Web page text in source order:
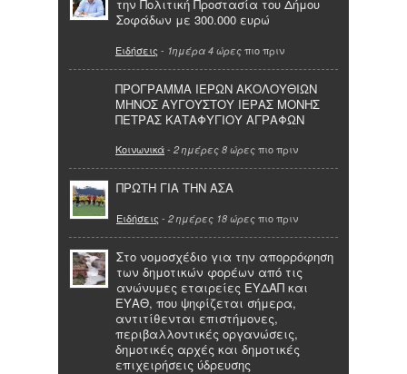
την Πολιτική Προστασία του Δήμου
Σοφάδων με 300.000 ευρώ
Ειδήσεις - 1ημέρα 4 ώρες πιο πριν
ΠΡΟΓΡΑΜΜΑ ΙΕΡΩΝ ΑΚΟΛΟΥΘΙΩΝ
ΜΗΝΟΣ ΑΥΓΟΥΣΤΟΥ ΙΕΡΑΣ ΜΟΝΗΣ
ΠΕΤΡΑΣ ΚΑΤΑΦΥΓΙΟΥ ΑΓΡΑΦΩΝ
Κοινωνικά- 2 ημέρες 8 ώρες πιο πριν
ΠΡΩΤΗ ΓΙΑ ΤΗΝ ΑΣΑ
Ειδήσεις - 2 ημέρες 18 ώρες πιο πριν
Στο νομοσχέδιο για την απορρόφηση
των δημοτικών φορέων από τις
ανώνυμες εταιρείες ΕΥΔΑΠ και
ΕΥΑΘ, που ψηφίζεται σήμερα,
αντιτίθενται επιστήμονες,
περιβαλλοντικές οργανώσεις,
δημοτικές αρχές και δημοτικές
επιχειρήσεις ύδρευσης